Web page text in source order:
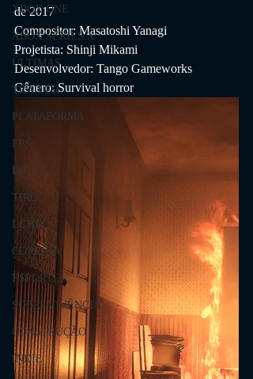
XBOX ONE
XBOX SERIES X
ÚLTIMAS
TRAILER
PLATAFORMA
FPS
DICAS
TIRO
LGBTQ+
CORRIDA
ESPORTES
SOBREVIVÊNCIA
CONSTRUÇÃO
INDIE
de 2017
Compositor: Masatoshi Yanagi
Projetista: Shinji Mikami
Desenvolvedor: Tango Gameworks
Gênero: Survival horror